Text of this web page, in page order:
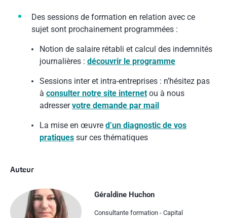
Des sessions de formation en relation avec ce
sujet sont prochainement programmées :
Notion de salaire rétabli et calcul des indemnités
journalières : découvrir le programme
Sessions inter et intra-entreprises : n’hésitez pas
à consulter notre site internetou à nous
adresservotre demande par mail
La mise en œuvre d’un diagnostic de vos
pratiques sur ces thématiques
Auteur
Géraldine Huchon
Consultante formation - Capital